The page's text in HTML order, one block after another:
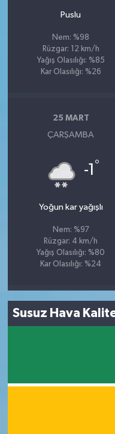
Puslu
Nem: %98
Rüzgar: 12 km/h
Yağış Olasılığı: %85
Kar Olasılığı: %26
25 MART
ÇARŞAMBA
-1 °
Yoğun kar yağışlı
Nem: %97
Rüzgar: 4 km/h
Yağış Olasılığı: %80
Kar Olasılığı: %24
Susuz Hava